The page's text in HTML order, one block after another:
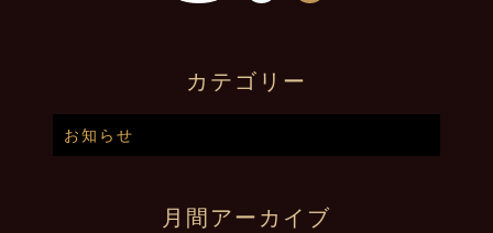
カテゴリー
お知らせ
月間アーカイブ